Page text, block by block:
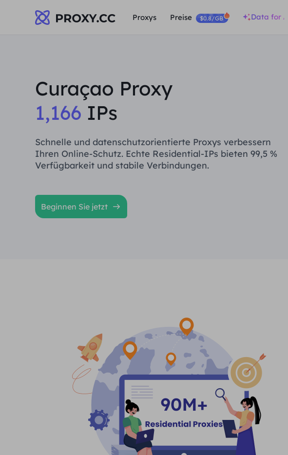
Proxys Preise $0.8/GB Data for AI
Curaçao Proxy
1,166 IPs
Schnelle und datenschutzorientierte Proxys verbessern
Ihren Online-Schutz. Echte Residential-IPs bieten 99,5 %
Verfügbarkeit und stabile Verbindungen.
Beginnen Sie jetzt